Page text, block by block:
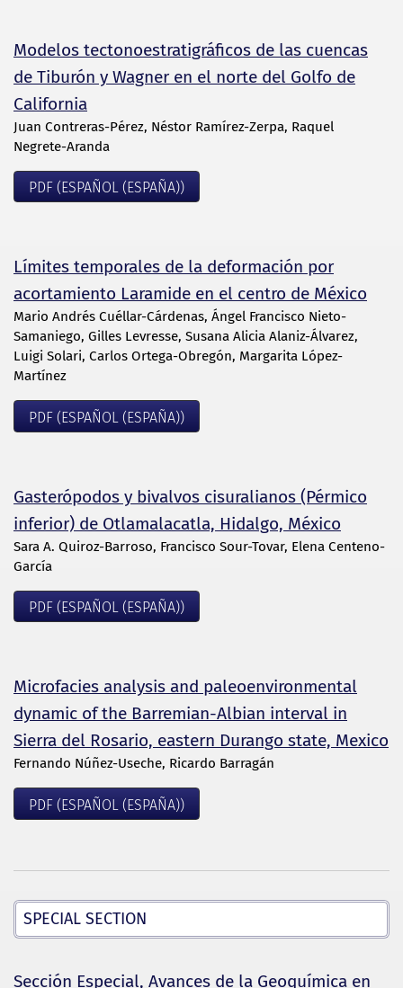
Modelos tectonoestratigráficos de las cuencas
de Tiburón y Wagner en el norte del Golfo de
California
Juan Contreras-Pérez, Néstor Ramírez-Zerpa, Raquel
Negrete-Aranda
PDF (ESPAÑOL (ESPAÑA))
Límites temporales de la deformación por
acortamiento Laramide en el centro de México
Mario Andrés Cuéllar-Cárdenas, Ángel Francisco Nieto-
Samaniego, Gilles Levresse, Susana Alicia Alaniz-Álvarez,
Luigi Solari, Carlos Ortega-Obregón, Margarita López-
Martínez
PDF (ESPAÑOL (ESPAÑA))
Gasterópodos y bivalvos cisuralianos (Pérmico
inferior) de Otlamalacatla, Hidalgo, México
Sara A. Quiroz-Barroso, Francisco Sour-Tovar, Elena Centeno-
García
PDF (ESPAÑOL (ESPAÑA))
Microfacies analysis and paleoenvironmental
dynamic of the Barremian-Albian interval in
Sierra del Rosario, eastern Durango state, Mexico
Fernando Núñez-Useche, Ricardo Barragán
PDF (ESPAÑOL (ESPAÑA))
SPECIAL SECTION
Sección Especial, Avances de la Geoquímica en